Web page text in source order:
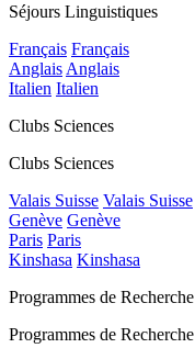
Séjours Linguistiques
Français Français
Anglais Anglais
Italien Italien
Clubs Sciences
Clubs Sciences
Valais Suisse Valais Suisse
Genève Genève
Paris Paris
Kinshasa Kinshasa
Programmes de Recherche
Programmes de Recherche